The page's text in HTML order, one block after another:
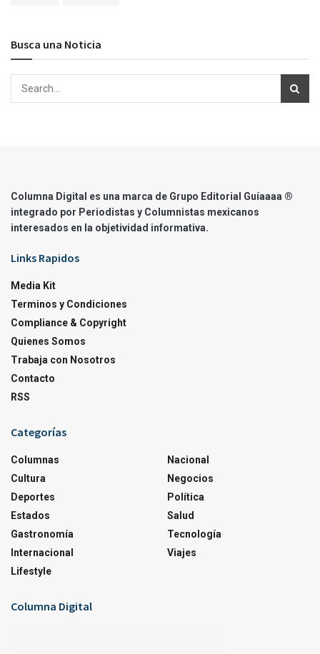
Busca una Noticia
Columna Digital es una marca de Grupo Editorial Guíaaaa ®
integrado por Periodistas y Columnistas mexicanos
interesados en la objetividad informativa.
Links Rapidos
Media Kit
Terminos y Condiciones
Compliance & Copyright
Quienes Somos
Trabaja con Nosotros
Contacto
RSS
Categorías
Columnas
Cultura
Deportes
Estados
Gastronomía
Internacional
Lifestyle
Nacional
Negocios
Política
Salud
Tecnología
Viajes
Columna Digital